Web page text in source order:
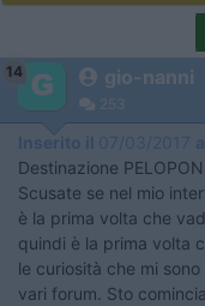
14 gio-nanni
253
Inserito il 07/03/2017
Destinazione
Scusate se nel mio
è la prima volta che
quindi è la prima volta
le curiosità che mi
vari forum. Sto